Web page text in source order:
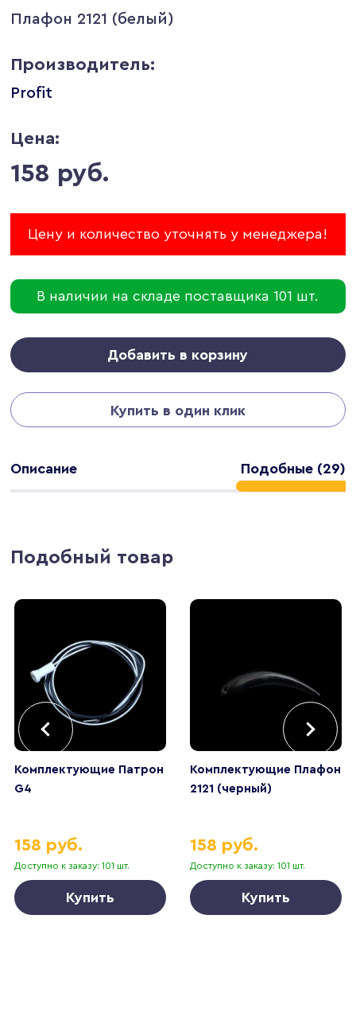
Плафон 2121 (белый)
Производитель:
Profit
Цена:
158 руб.
Цену и количество уточнять у менеджера!
В наличии на складе поставщика 101 шт.
Добавить в корзину
Купить в один клик
Описание Подобные (29)
Подобный товар
Комплектующие Патрон
G4
Доступно к заказу: 101 шт.
158 руб.
Купить
Комплектующие Плафон
2121 (черный)
Доступно к заказу: 101 шт.
158 руб.
Купить